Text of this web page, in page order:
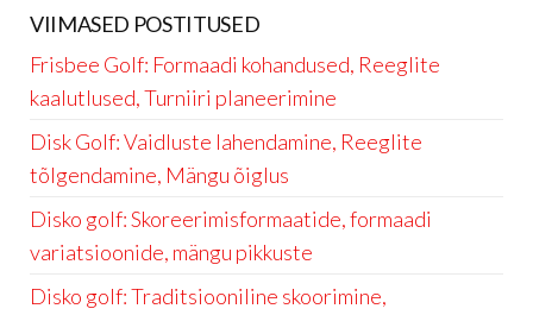
VIIMASED POSTITUSED
Frisbee Golf: Formaadi kohandused, Reeglite
kaalutlused, Turniiri planeerimine
Disk Golf: Vaidluste lahendamine, Reeglite
tõlgendamine, Mängu õiglus
Disko golf: Skoreerimisformaatide, formaadi
variatsioonide, mängu pikkuste
Disko golf: Traditsiooniline skoorimine,